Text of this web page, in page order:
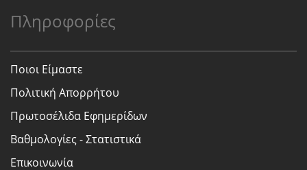
Πληροφορίες
Ποιοι Είμαστε
Πολιτική Απορρήτου
Πρωτοσέλιδα Εφημερίδων
Βαθμολογίες - Στατιστικά
Επικοινωνία